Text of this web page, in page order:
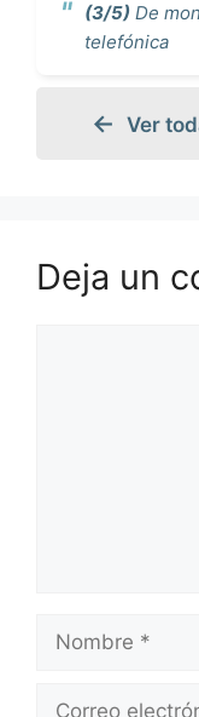
(3/5) De
telefónica
Ver
Deja un
Nombre
Correo